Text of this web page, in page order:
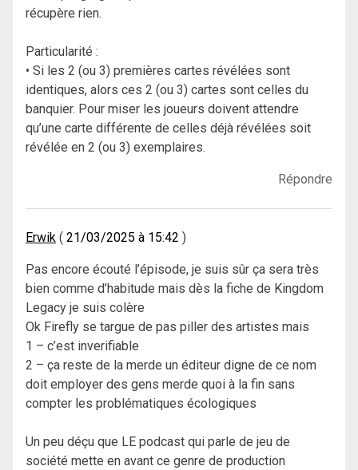
récupère rien.
Particularité :
• Si les 2 (ou 3) premières cartes révélées sont
identiques, alors ces 2 (ou 3) cartes sont celles du
banquier. Pour miser les joueurs doivent attendre
qu’une carte différente de celles déjà révélées soit
révélée en 2 (ou 3) exemplaires.
Répondre
Erwik 21/03/2025 à 15:42
Pas encore écouté l’épisode, je suis sûr ça sera très
bien comme d’habitude mais dès la fiche de Kingdom
Legacy je suis colère
Ok Firefly se targue de pas piller des artistes mais
1 – c’est inverifiable
2 – ça reste de la merde un éditeur digne de ce nom
doit employer des gens merde quoi à la fin sans
compter les problématiques écologiques
Un peu déçu que LE podcast qui parle de jeu de
société mette en avant ce genre de production